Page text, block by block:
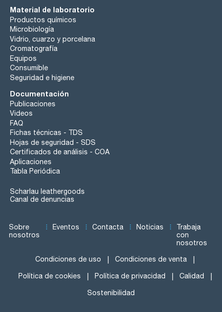
Material de laboratorio
Productos químicos
Microbiología
Vidrio, cuarzo y porcelana
Cromatografía
Equipos
Consumible
Seguridad e higiene
Documentación
Publicaciones
Videos
FAQ
Fichas técnicas - TDS
Hojas de seguridad - SDS
Certificados de análisis - COA
Aplicaciones
Tabla Periódica
Scharlau leathergoods
Canal de denuncias
Sobre
nosotros
Eventos Contacta Noticias
Trabaja
con
nosotros
Condiciones de uso Condiciones de venta
Política de cookies Política de privacidad Calidad
Sostenibilidad